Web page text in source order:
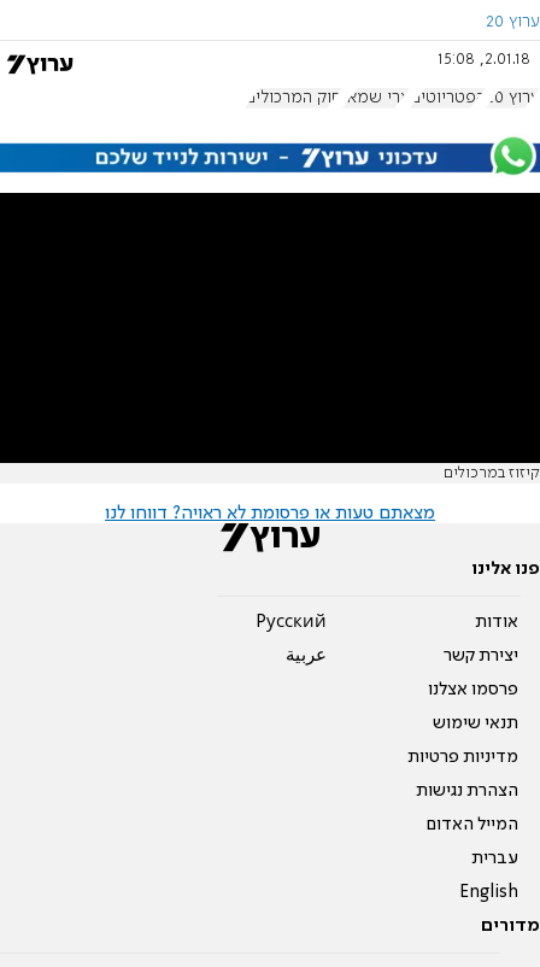
ערוץ 20
2.01.18, 15:08
ערוץ 20 הפטריוטים ארי שמאי חוק המרכולים
קיזוז במרכולים
מצאתם טעות או פרסומת לא ראויה? דווחו לנו
פנו אלינו
אודות
יצירת קשר
פרסמו אצלנו
תנאי שימוש
מדיניות פרטיות
הצהרת נגישות
המייל האדום
עברית
English
Pусский
عربية
מדורים